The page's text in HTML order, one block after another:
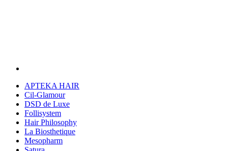
APTEKA HAIR
Cil-Glamour
DSD de Luxe
Follisystem
Hair Philosophy
La Biosthetique
Mesopharm